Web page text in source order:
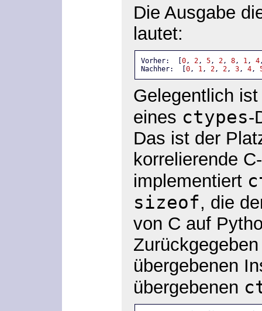
Die Ausgabe
lautet:
Vorher:  [ 0, 2, 5, 2, 8, 1, 4
Nachher:  [ 0, 1, 2, 2, 3, 4,
Gelegentlich
eines ctypes-
Das ist der
korrelierende
implementiert
sizeof, die
von C auf
übergebenen
übergebenen